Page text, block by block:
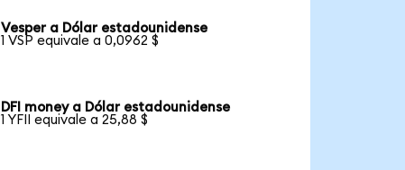
Vesper a Dólar estadounidense
1 VSP equivale a 0,0962 $
DFI money a Dólar estadounidense
1 YFII equivale a 25,88 $